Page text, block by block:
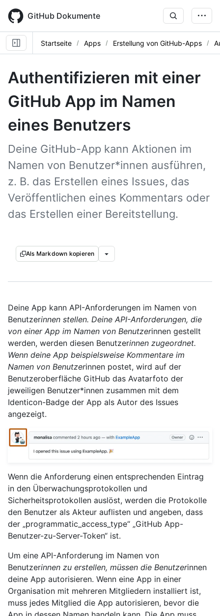
main
content
GitHub Dokumente
Startseite Apps Erstellung von GitHub-Apps
Authentifizieren mit einer
GitHub App im Namen
eines Benutzers
Deine GitHub-App kann Aktionen im
Namen von Benutzer*innen ausführen,
z. B. das Erstellen eines Issues, das
Veröffentlichen eines Kommentars oder
das Erstellen einer Bereitstellung.
Als Markdown kopieren
Deine App kann API-Anforderungen im Namen von
Benutzerinnen stellen. Deine API-Anforderungen, die
von einer App im Namen von Benutzerinnen gestellt
werden, werden diesen Benutzerinnen zugeordnet.
Wenn deine App beispielsweise Kommentare im
Namen von Benutzerinnen postet, wird auf der
Benutzeroberfläche GitHub das Avatarfoto der
jeweiligen Benutzer*innen zusammen mit dem
Identicon-Badge der App als Autor des Issues
angezeigt.
Wenn die Anforderung einen entsprechenden Eintrag
in den Überwachungsprotokollen und
Sicherheitsprotokollen auslöst, werden die Protokolle
den Benutzer als Akteur auflisten und angeben, dass
der „programmatic_access_type“ „GitHub App-
Benutzer-zu-Server-Token“ ist.
Um eine API-Anforderung im Namen von
Benutzerinnen zu erstellen, müssen die Benutzerinnen
deine App autorisieren. Wenn eine App in einer
Organisation mit mehreren Mitgliedern installiert ist,
muss jedes Mitglied die App autorisieren, bevor die